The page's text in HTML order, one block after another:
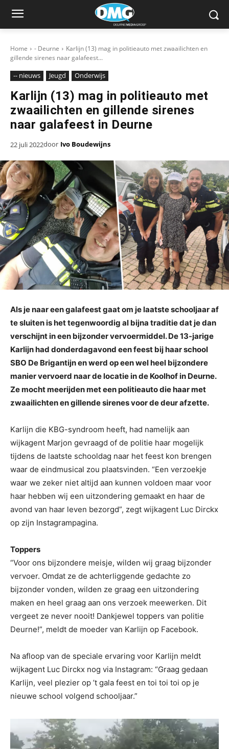
Home - Deurne
Karlijn (13) mag in politieauto met zwaailichten en
gillende sirenes naar galafeest...
-- nieuws Jeugd Onderwijs
Karlijn (13) mag in politieauto met
zwaailichten en gillende sirenes
naar galafeest in Deurne
22 juli 2022door Ivo Boudewijns
Als je naar een galafeest gaat om je laatste schooljaar af
te sluiten is het tegenwoordig al bijna traditie dat je dan
verschijnt in een bijzonder vervoermiddel. De 13-jarige
Karlijn had donderdagavond een feest bij haar school
SBO De Brigantijn en werd op een wel heel bijzondere
manier vervoerd naar de locatie in de Koolhof in Deurne.
Ze mocht meerijden met een politieauto die haar met
zwaailichten en gillende sirenes voor de deur afzette.
Karlijn die KBG-syndroom heeft, had namelijk aan
wijkagent Marjon gevraagd of de politie haar mogelijk
tijdens de laatste schooldag naar het feest kon brengen
waar de eindmusical zou plaatsvinden. “Een verzoekje
waar we zeker niet altijd aan kunnen voldoen maar voor
haar hebben wij een uitzondering gemaakt en haar de
avond van haar leven bezorgd”, zegt wijkagent Luc Dirckx
op zijn Instagrampagina.
Toppers
“Voor ons bijzondere meisje, wilden wij graag bijzonder
vervoer. Omdat ze de achterliggende gedachte zo
bijzonder vonden, wilden ze graag een uitzondering
maken en heel graag aan ons verzoek meewerken. Dit
vergeet ze never nooit! Dankjewel toppers van politie
Deurne!”, meldt de moeder van Karlijn op Facebook.
Na afloop van de speciale ervaring voor Karlijn meldt
wijkagent Luc Dirckx nog via Instagram: “Graag gedaan
Karlijn, veel plezier op ’t gala feest en toi toi toi op je
nieuwe school volgend schooljaar.”